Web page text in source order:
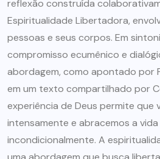
reflexão construída
Espiritualidade Libertadora,
pessoas e seus corpos. Em
compromisso ecumênico e
abordagem, como apontado por
em um texto compartilhado por
experiência de Deus permite que
intensamente e abracemos a vida
incondicionalmente. A